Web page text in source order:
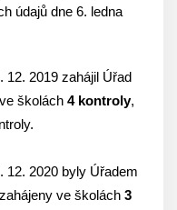
údajů dne 6. ledna
12. 2019 zahájil Úřad
školách 4 kontroly,
12. 2020 byly Úřadem
ve školách 3